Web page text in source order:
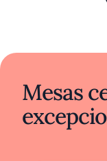
Mesas